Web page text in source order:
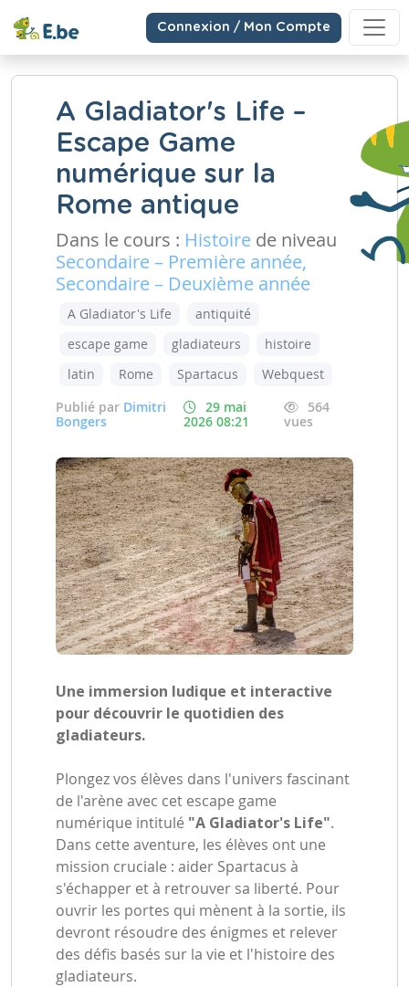
Connexion / Mon Compte
A Gladiator's Life –
Escape Game
numérique sur la
Rome antique
Dans le cours : Histoire de niveau
Secondaire – Première année,
Secondaire – Deuxième année
A Gladiator's Life
antiquité
escape game
gladiateurs
histoire
latin
Rome Spartacus
Webquest
Publié par Dimitri
Bongers
29 mai
2026 08:21
564
vues
Une immersion ludique et interactive
pour découvrir le quotidien des
gladiateurs.
Plongez vos élèves dans l'univers fascinant
de l'arène avec cet escape game
numérique intitulé "A Gladiator's Life".
Dans cette aventure, les élèves ont une
mission cruciale : aider Spartacus à
s'échapper et à retrouver sa liberté. Pour
ouvrir les portes qui mènent à la sortie, ils
devront résoudre des énigmes et relever
des défis basés sur la vie et l'histoire des
gladiateurs.